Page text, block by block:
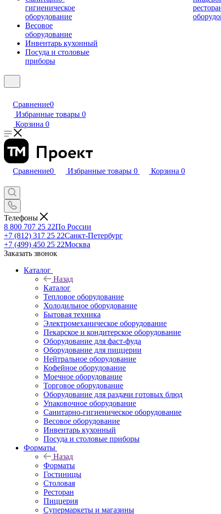
гигиеническое
оборудование
Весовое
оборудование
Инвентарь кухонный
Посуда и столовые
приборы
Сравнение0
Избранные товары 0
Корзина 0
Сравнение0 Избранные товары 0 Корзина 0
Телефоны
8 800 707 25 22По России
+7 (812) 317 25 22Санкт-Петербург
+7 (499) 450 25 22Москва
Заказать звонок
Каталог
Назад
Каталог
Тепловое оборудование
Холодильное оборудование
Бытовая техника
Электромеханическое оборудование
Пекарское и кондитерское оборудование
Оборудование для фаст-фуда
Оборудование для пиццерии
Нейтральное оборудование
Кофейное оборудование
Моечное оборудование
Торговое оборудование
Оборудование для раздачи готовых блюд
Упаковочное оборудование
Санитарно-гигиеническое оборудование
Весовое оборудование
Инвентарь кухонный
Посуда и столовые приборы
Форматы
Назад
Форматы
Гостиницы
Столовая
Ресторан
Пиццерия
Супермаркеты и магазины